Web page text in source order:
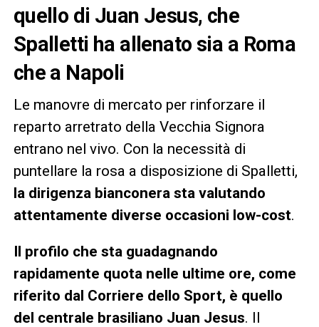
quello di Juan Jesus, che
Spalletti ha allenato sia a Roma
che a Napoli
Le manovre di mercato per rinforzare il
reparto arretrato della Vecchia Signora
entrano nel vivo. Con la necessità di
puntellare la rosa a disposizione di Spalletti,
la dirigenza bianconera sta valutando
attentamente diverse occasioni low-cost.
Il profilo che sta guadagnando
rapidamente quota nelle ultime ore, come
riferito dal Corriere dello Sport, è quello
del centrale brasiliano Juan Jesus. Il